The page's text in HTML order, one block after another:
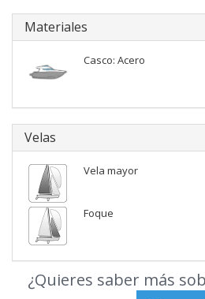
Materiales
Casco: Acero
Velas
Vela mayor
Foque
¿Quieres saber más